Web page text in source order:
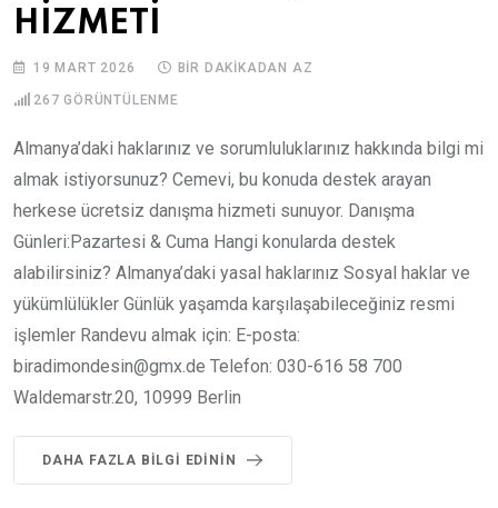
HİZMETİ
19 MART 2026 BIR DAKIKADAN AZ
267 GÖRÜNTÜLENME
Almanya’daki haklarınız ve sorumluluklarınız hakkında bilgi mi
almak istiyorsunuz? Cemevi, bu konuda destek arayan
herkese ücretsiz danışma hizmeti sunuyor. Danışma
Günleri:Pazartesi & Cuma Hangi konularda destek
alabilirsiniz? Almanya’daki yasal haklarınız Sosyal haklar ve
yükümlülükler Günlük yaşamda karşılaşabileceğiniz resmi
işlemler Randevu almak için: E-posta:
biradimondesin@gmx.de Telefon: 030-616 58 700
Waldemarstr.20, 10999 Berlin
DAHA FAZLA BILGI EDININ